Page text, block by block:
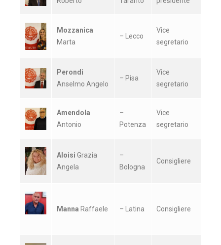
Mozzanica
Marta
– Lecco
Vice
segretario
Perondi
Anselmo Angelo
– Pisa
Vice
segretario
Amendola
Antonio
–
Potenza
Vice
segretario
Aloisi Grazia
Angela
–
Bologna
Consigliere
Manna Raffaele – Latina Consigliere